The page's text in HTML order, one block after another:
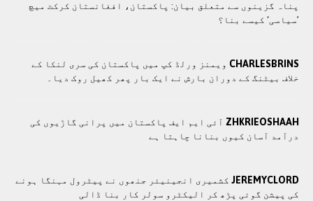
پناہ گزینوں سے متعلق بیان: پاکستان، افغانستان کرکٹ میچ
’سیاسی‘ کیسے بنا؟
CHARLESBRINS ویمنز ورلڈ کپ میں پاکستان کی سری لنکا کے
خلاف بیٹنگ کے دوران بارش نے ایک بار پھر کھیل روک دیا۔
ZHKRIEOSHAAH آئی ایم ایف پاکستان میں پرانی گاڑیوں کی
درآمد آسان کیوں بنانا چاہتا ہے
JEREMYCLORD کشمیری انجینیئر جنھوں نے پیٹرول مہنگا ہونے
کی پیشن گوئی پڑھ کر الیکٹرو سولر کار بنا ڈالی